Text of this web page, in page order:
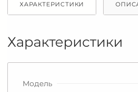
ХАРАКТЕРИСТИКИ
Характеристики
Модель